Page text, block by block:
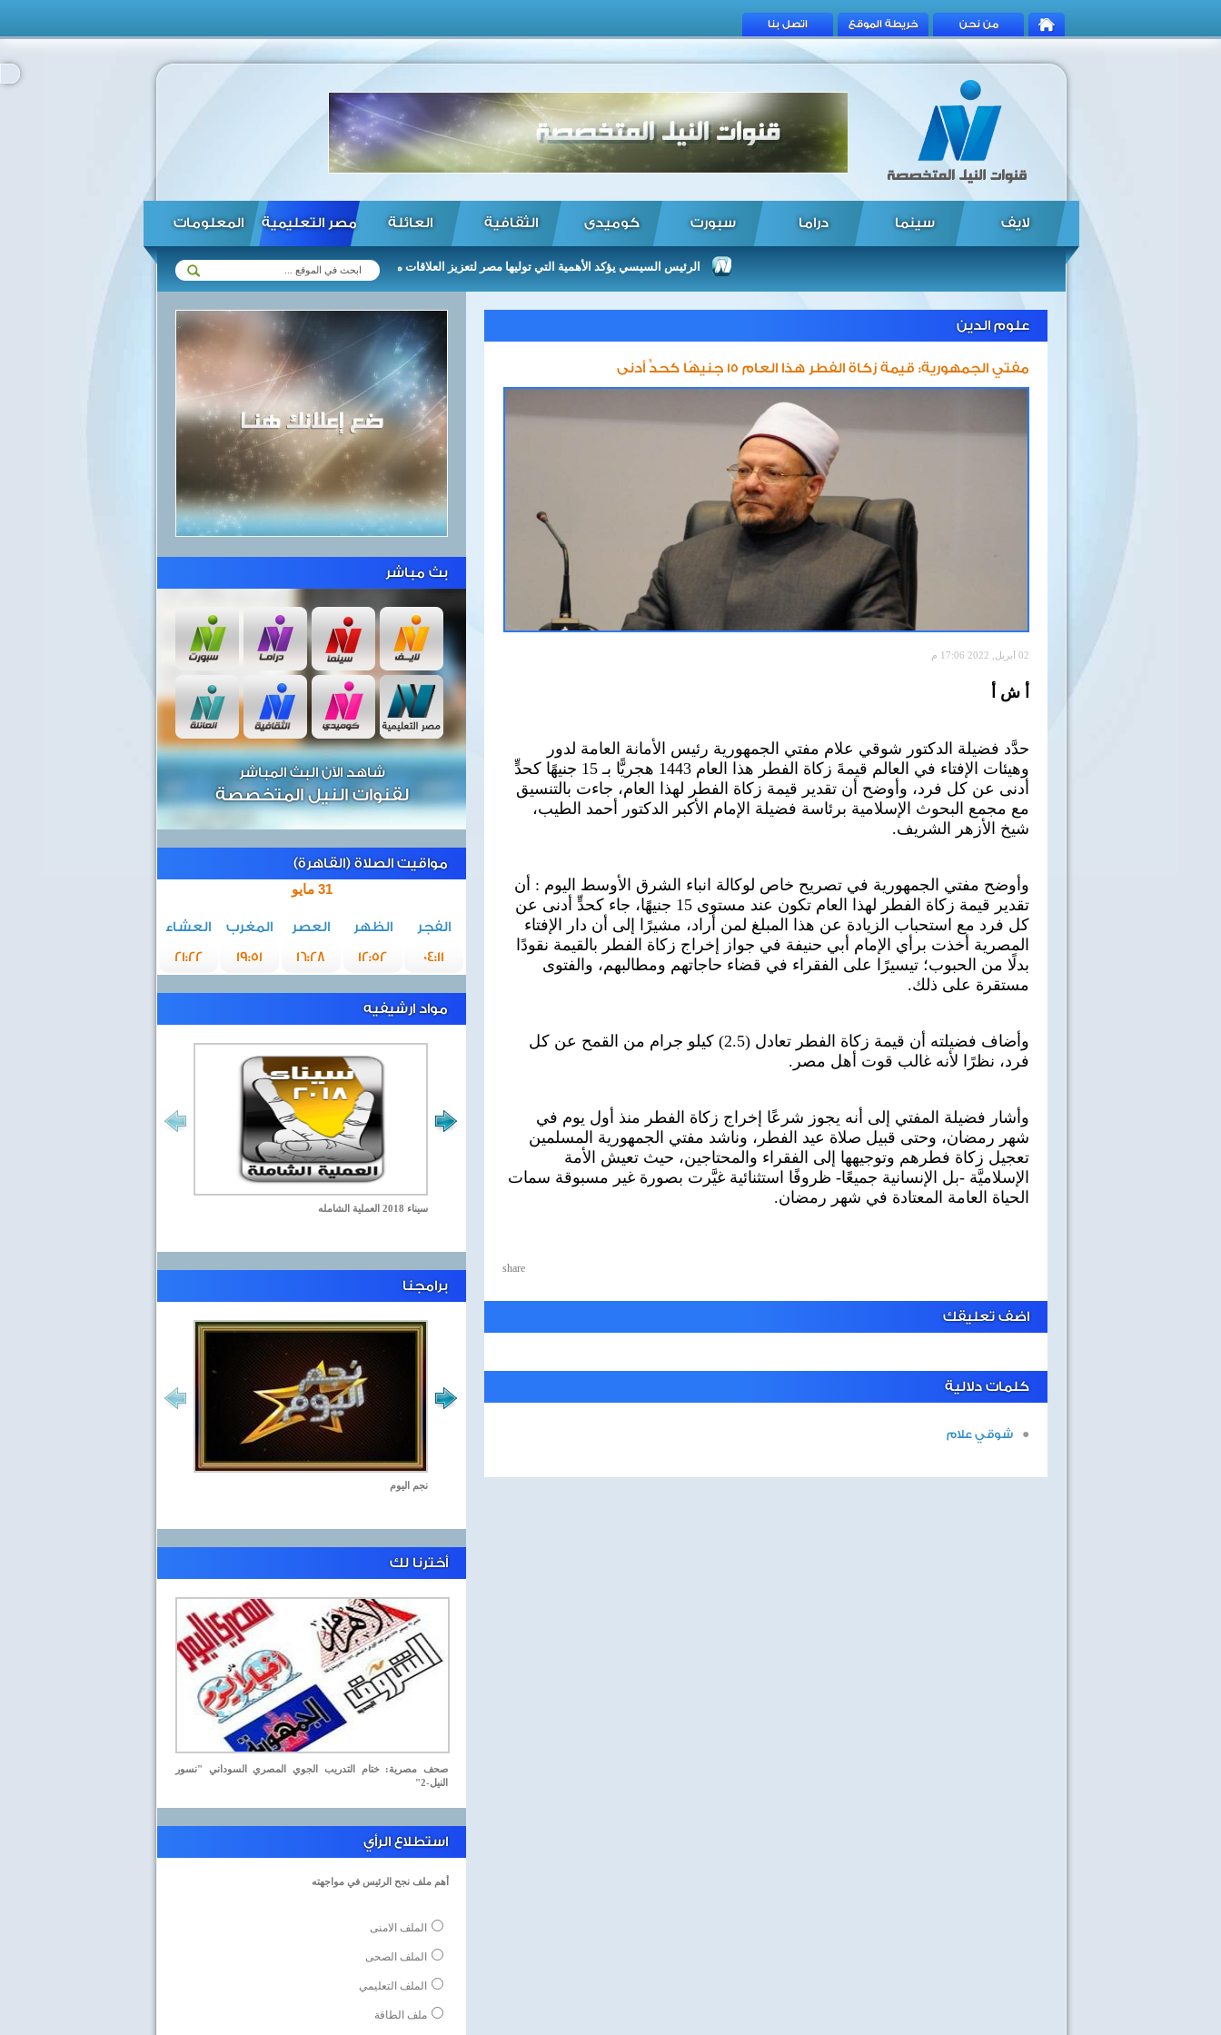
من نحن خريطة الموقع اتصل بنا
لايف سينما دراما سبورت كوميدى الثقافية العائلة مصر التعليمية المعلومات
الرئيس السيسي يؤكد استعداد مصر الرئيس السيسي يؤكد الأهمية التي توليها مصر لتعزيز العلاقات مع زيمبابوي في مختلف المجالات ...
علوم الدين
مفتي الجمهورية: قيمة زكاة الفطر هذا العام 15 جنيهًا كحدٍّ أدنى
02 أبريل, 2022 17:06 م
أ ش أ
حدَّد فضيلة الدكتور شوقي علام مفتي الجمهورية رئيس الأمانة العامة لدور
وهيئات الإفتاء في العالم قيمةَ زكاة الفطر هذا العام 1443 هجريًّا بـ 15 جنيهًا كحدٍّ
أدنى عن كل فرد، وأوضح أن تقدير قيمة زكاة الفطر لهذا العام، جاءت بالتنسيق
مع مجمع البحوث الإسلامية برئاسة فضيلة الإمام الأكبر الدكتور أحمد الطيب،
شيخ الأزهر الشريف.
وأوضح مفتي الجمهورية في تصريح خاص لوكالة انباء الشرق الأوسط اليوم : أن
تقدير قيمة زكاة الفطر لهذا العام تكون عند مستوى 15 جنيهًا، جاء كحدٍّ أدنى عن
كل فرد مع استحباب الزيادة عن هذا المبلغ لمن أراد، مشيرًا إلى أن دار الإفتاء
المصرية أخذت برأي الإمام أبي حنيفة في جواز إخراج زكاة الفطر بالقيمة نقودًا
بدلًا من الحبوب؛ تيسيرًا على الفقراء في قضاء حاجاتهم ومطالبهم، والفتوى
مستقرة على ذلك.
وأضاف فضيلته أن قيمة زكاة الفطر تعادل (2.5) كيلو جرام من القمح عن كل
فرد، نظرًا لأنه غالب قوت أهل مصر.
وأشار فضيلة المفتي إلى أنه يجوز شرعًا إخراج زكاة الفطر منذ أول يوم في
شهر رمضان، وحتى قبيل صلاة عيد الفطر، وناشد مفتي الجمهورية المسلمين
تعجيل زكاة فطرهم وتوجيهها إلى الفقراء والمحتاجين، حيث تعيش الأمة
الإسلاميَّة -بل الإنسانية جميعًا- ظروفًا استثنائية غيَّرت بصورة غير مسبوقة سمات
الحياة العامة المعتادة في شهر رمضان.
share
اضف تعليقك
كلمات دلالية
شوقي علام
بث مباشر
شاهد الآن البث المباشر
لقنوات النيل المتخصصة
مواقيت الصلاة (القاهرة)
31 مايو
الفجر الظهر العصر المغرب
العشاء
04:11
12:52
16:28
19:51
21:22
مواد ارشيفيه
سيناء 2018 العملية الشامله
برامجنا
نجم اليوم
أخترنا لك
صحف مصرية: ختام التدريب الجوي المصري السوداني "نسور
النيل-2"
استطلاع الرأي
أهم ملف نجح الرئيس في مواجهته
الملف الامنى
الملف الصحى
الملف التعليمي
ملف الطاقة